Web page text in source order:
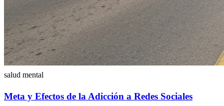
salud mental
Meta y Efectos de la Adicción a Redes Sociales